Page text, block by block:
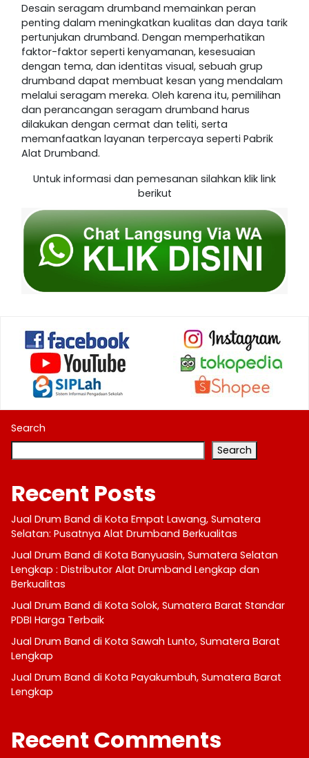
Desain seragam drumband memainkan peran
penting dalam meningkatkan kualitas dan daya tarik
pertunjukan drumband. Dengan memperhatikan
faktor-faktor seperti kenyamanan, kesesuaian
dengan tema, dan identitas visual, sebuah grup
drumband dapat membuat kesan yang mendalam
melalui seragam mereka. Oleh karena itu, pemilihan
dan perancangan seragam drumband harus
dilakukan dengan cermat dan teliti, serta
memanfaatkan layanan terpercaya seperti Pabrik
Alat Drumband.
Untuk informasi dan pemesanan silahkan klik link
berikut
Search
Search
Recent Posts
Jual Drum Band di Kota Empat Lawang, Sumatera
Selatan: Pusatnya Alat Drumband Berkualitas
Jual Drum Band di Kota Banyuasin, Sumatera Selatan
Lengkap : Distributor Alat Drumband Lengkap dan
Berkualitas
Jual Drum Band di Kota Solok, Sumatera Barat Standar
PDBI Harga Terbaik
Jual Drum Band di Kota Sawah Lunto, Sumatera Barat
Lengkap
Jual Drum Band di Kota Payakumbuh, Sumatera Barat
Lengkap
Recent Comments